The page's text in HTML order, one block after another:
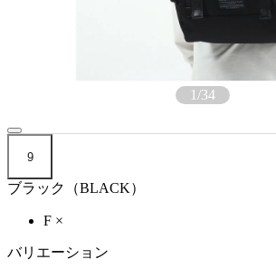
1/34
9
ブラック（BLACK）
F ×
バリエーション